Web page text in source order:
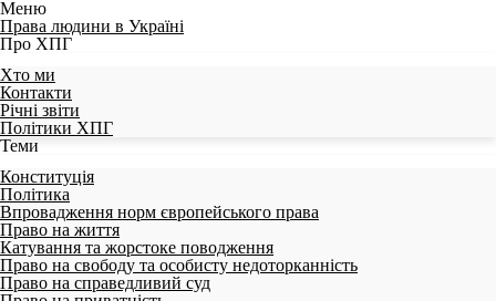
Меню
Права людини в Україні
Про ХПГ
Хто ми
Контакти
Річні звіти
Політики ХПГ
Теми
Конституція
Політика
Впровадження норм європейського права
Право на життя
Катування та жорстоке поводження
Право на свободу та особисту недоторканність
Право на справедливий суд